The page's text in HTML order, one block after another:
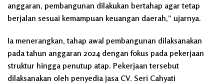
anggaran, pembangunan dilakukan bertahap agar tetap
berjalan sesuai kemampuan keuangan daerah,” ujarnya.
Ia menerangkan, tahap awal pembangunan dilaksanakan
pada tahun anggaran 2024 dengan fokus pada pekerjaan
struktur hingga penutup atap. Pekerjaan tersebut
dilaksanakan oleh penyedia jasa CV. Seri Cahyati